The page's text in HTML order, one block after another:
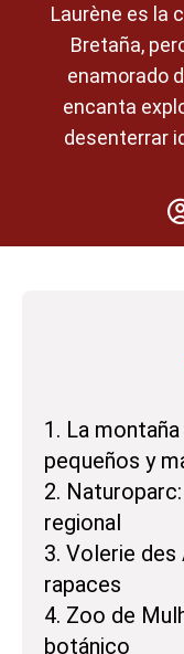
Laurène es la
Bretaña,
enamorado
encanta
desenterrar
1. La
pequeños y
2.
regional
3. Volerie des
rapaces
4. Zoo de
botánico